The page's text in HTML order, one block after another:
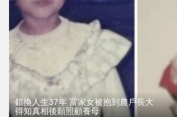
錯換人生37年 富家女被抱到農戶長大
得知真相後願照顧養母